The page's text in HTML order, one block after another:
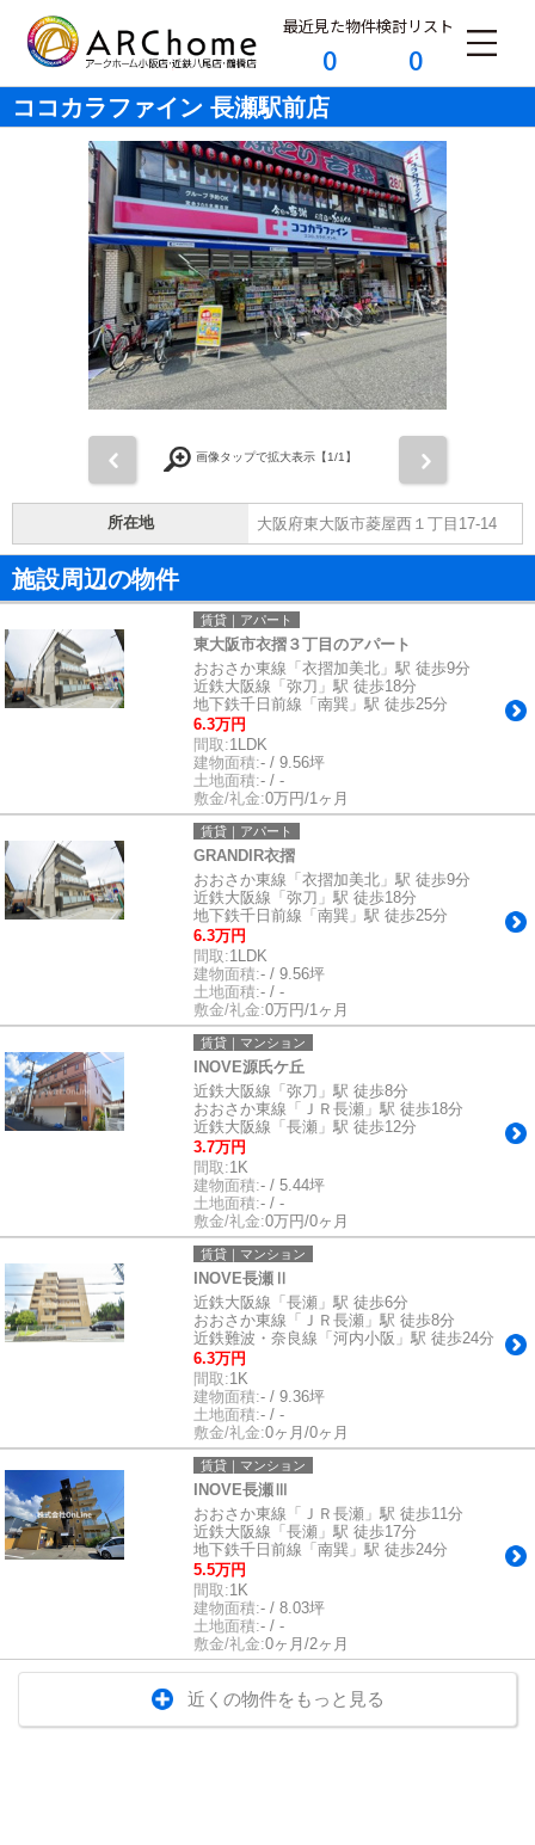
最近見た物件
0
検討リスト
0
ココカラファイン 長瀬駅前店
画像タップで拡大表示【1/1】
所在地 大阪府東大阪市菱屋西１丁目17-14
施設周辺の物件
賃貸｜アパート
東大阪市衣摺３丁目のアパート
おおさか東線「衣摺加美北」駅 徒歩9分
近鉄大阪線「弥刀」駅 徒歩18分
地下鉄千日前線「南巽」駅 徒歩25分
6.3万円
間取:1LDK
建物面積:- / 9.56坪
土地面積:- / -
敷金/礼金:0万円/1ヶ月
賃貸｜アパート
GRANDIR衣摺
おおさか東線「衣摺加美北」駅 徒歩9分
近鉄大阪線「弥刀」駅 徒歩18分
地下鉄千日前線「南巽」駅 徒歩25分
6.3万円
間取:1LDK
建物面積:- / 9.56坪
土地面積:- / -
敷金/礼金:0万円/1ヶ月
賃貸｜マンション
INOVE源氏ケ丘
近鉄大阪線「弥刀」駅 徒歩8分
おおさか東線「ＪＲ長瀬」駅 徒歩18分
近鉄大阪線「長瀬」駅 徒歩12分
3.7万円
間取:1K
建物面積:- / 5.44坪
土地面積:- / -
敷金/礼金:0万円/0ヶ月
賃貸｜マンション
INOVE長瀬Ⅱ
近鉄大阪線「長瀬」駅 徒歩6分
おおさか東線「ＪＲ長瀬」駅 徒歩8分
近鉄難波・奈良線「河内小阪」駅 徒歩24分
6.3万円
間取:1K
建物面積:- / 9.36坪
土地面積:- / -
敷金/礼金:0ヶ月/0ヶ月
賃貸｜マンション
INOVE長瀬Ⅲ
おおさか東線「ＪＲ長瀬」駅 徒歩11分
近鉄大阪線「長瀬」駅 徒歩17分
地下鉄千日前線「南巽」駅 徒歩24分
5.5万円
間取:1K
建物面積:- / 8.03坪
土地面積:- / -
敷金/礼金:0ヶ月/2ヶ月
近くの物件をもっと見る